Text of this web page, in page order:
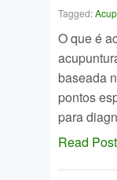
Tagged:
O que é
baseada
pontos
para
Read